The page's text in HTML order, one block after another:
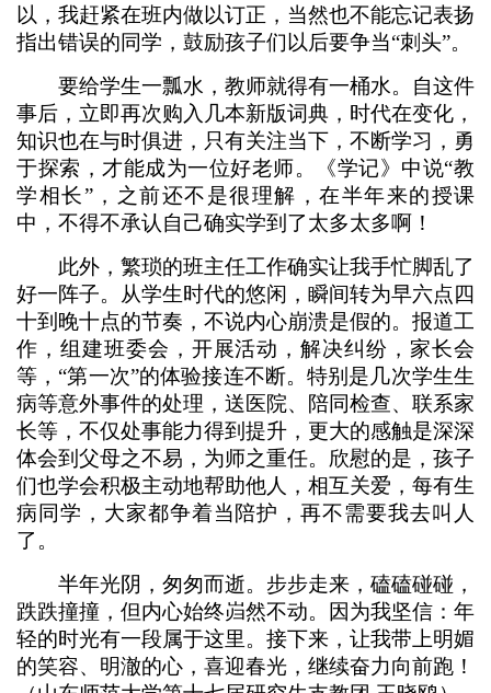
以，我赶紧在班内做以订正，当然也不能忘记表扬
指出错误的同学，鼓励孩子们以后要争当“刺头”。
要给学生一瓢水，教师就得有一桶水。自这件
事后，立即再次购入几本新版词典，时代在变化，
知识也在与时俱进，只有关注当下，不断学习，勇
于探索，才能成为一位好老师。《学记》中说“教
学相长”，之前还不是很理解，在半年来的授课
中，不得不承认自己确实学到了太多太多啊！
此外，繁琐的班主任工作确实让我手忙脚乱了
好一阵子。从学生时代的悠闲，瞬间转为早六点四
十到晚十点的节奏，不说内心崩溃是假的。报道工
作，组建班委会，开展活动，解决纠纷，家长会
等，“第一次”的体验接连不断。特别是几次学生生
病等意外事件的处理，送医院、陪同检查、联系家
长等，不仅处事能力得到提升，更大的感触是深深
体会到父母之不易，为师之重任。欣慰的是，孩子
们也学会积极主动地帮助他人，相互关爱，每有生
病同学，大家都争着当陪护，再不需要我去叫人
了。
半年光阴，匆匆而逝。步步走来，磕磕碰碰，
跌跌撞撞，但内心始终岿然不动。因为我坚信：年
轻的时光有一段属于这里。接下来，让我带上明媚
的笑容、明澈的心，喜迎春光，继续奋力向前跑！